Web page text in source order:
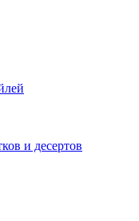
и десертов